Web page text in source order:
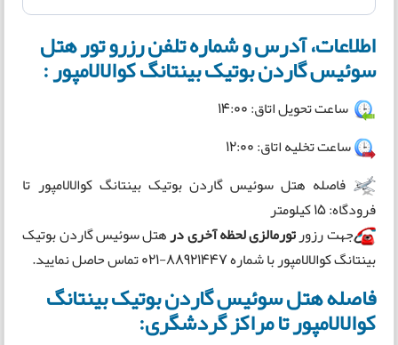
اطلاعات، آدرس و شماره تلفن رزرو تور هتل
سوئیس گاردن بوتیک بینتانگ کوالالامپور :
ساعت تحویل اتاق: 14:00
ساعت تخلیه اتاق: 12:00
فاصله هتل سوئیس گاردن بوتیک بینتانگ کوالالامپور تا
فرودگاه: 15 کیلومتر
جهت رزورتورمالزیلحظه آخریدرهتل سوئیس گاردن بوتیک
بینتانگ کوالالامپور با شماره 88921447-021 تماس حاصل نمایید.
فاصله هتل سوئیس گاردن بوتیک بینتانگ
کوالالامپور تا مراکز گردشگری: